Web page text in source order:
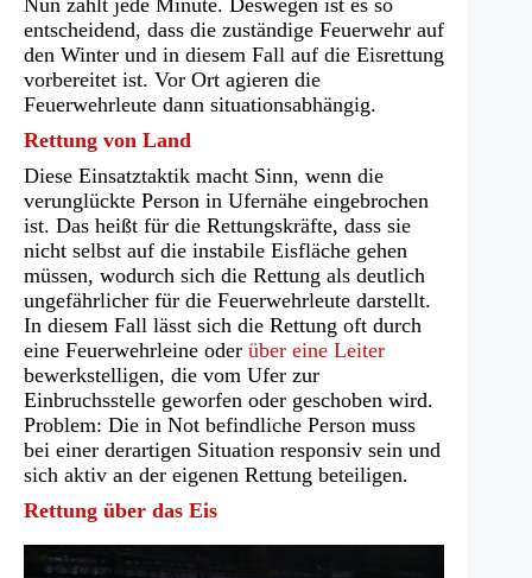
Nun zählt jede Minute. Deswegen ist es so
entscheidend, dass die zuständige Feuerwehr auf
den Winter und in diesem Fall auf die Eisrettung
vorbereitet ist. Vor Ort agieren die
Feuerwehrleute dann situationsabhängig.
Rettung von Land
Diese Einsatztaktik macht Sinn, wenn die
verunglückte Person in Ufernähe eingebrochen
ist. Das heißt für die Rettungskräfte, dass sie
nicht selbst auf die instabile Eisfläche gehen
müssen, wodurch sich die Rettung als deutlich
ungefährlicher für die Feuerwehrleute darstellt.
In diesem Fall lässt sich die Rettung oft durch
eine Feuerwehrleine oder über eine Leiter
bewerkstelligen, die vom Ufer zur
Einbruchsstelle geworfen oder geschoben wird.
Problem: Die in Not befindliche Person muss
bei einer derartigen Situation responsiv sein und
sich aktiv an der eigenen Rettung beteiligen.
Rettung über das Eis